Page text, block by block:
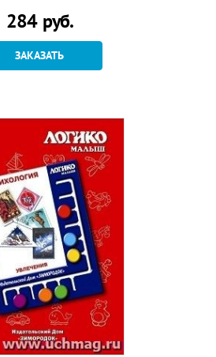
284руб.
ЗАКАЗАТЬ